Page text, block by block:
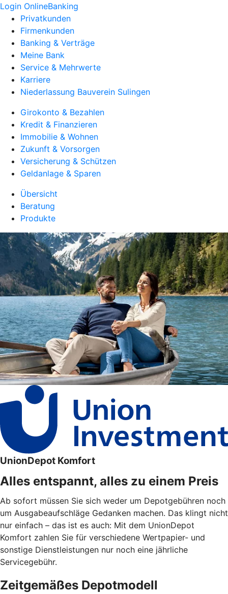
Login OnlineBanking
Privatkunden
Firmenkunden
Banking & Verträge
Meine Bank
Service & Mehrwerte
Karriere
Niederlassung Bauverein Sulingen
Girokonto & Bezahlen
Kredit & Finanzieren
Immobilie & Wohnen
Zukunft & Vorsorgen
Versicherung & Schützen
Geldanlage & Sparen
Übersicht
Beratung
Produkte
UnionDepot Komfort
Alles entspannt, alles zu einem Preis
Ab sofort müssen Sie sich weder um Depotgebühren noch
um Ausgabeaufschläge Gedanken machen. Das klingt nicht
nur einfach – das ist es auch: Mit dem UnionDepot
Komfort zahlen Sie für verschiedene Wertpapier- und
sonstige Dienstleistungen nur noch eine jährliche
Servicegebühr.
Zeitgemäßes Depotmodell